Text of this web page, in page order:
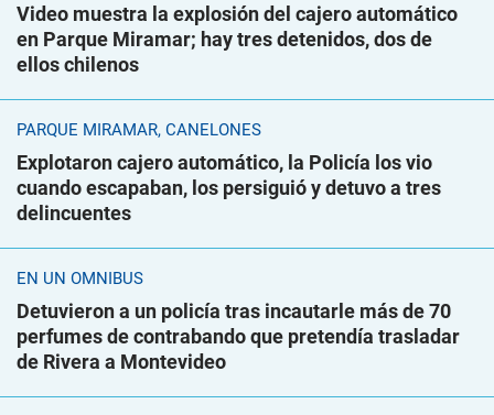
Video muestra la explosión del cajero automático
en Parque Miramar; hay tres detenidos, dos de
ellos chilenos
PARQUE MIRAMAR, CANELONES
Explotaron cajero automático, la Policía los vio
cuando escapaban, los persiguió y detuvo a tres
delincuentes
EN UN ÓMNIBUS
Detuvieron a un policía tras incautarle más de 70
perfumes de contrabando que pretendía trasladar
de Rivera a Montevideo